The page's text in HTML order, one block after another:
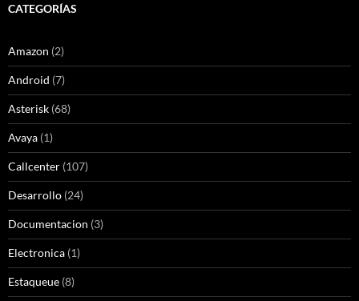
CATEGORÍAS
Amazon (2)
Android (7)
Asterisk (68)
Avaya (1)
Callcenter (107)
Desarrollo (24)
Documentacion (3)
Electronica (1)
Estaqueue (8)